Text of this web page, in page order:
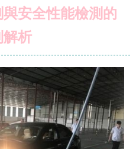
安全性能檢測的
解析